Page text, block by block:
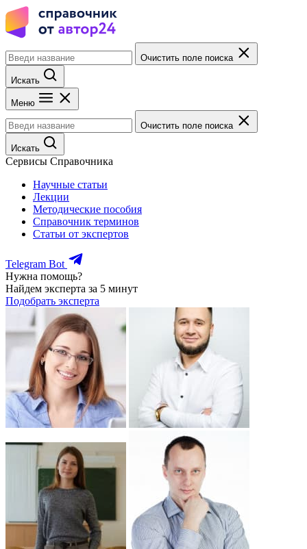
Очистить поле поиска
Искать
Меню
Очистить поле поиска
Искать
Сервисы Справочника
Научные статьи
Лекции
Методические пособия
Справочник терминов
Статьи от экспертов
Telegram Bot
Нужна помощь?
Найдем эксперта за 5 минут
Подобрать эксперта